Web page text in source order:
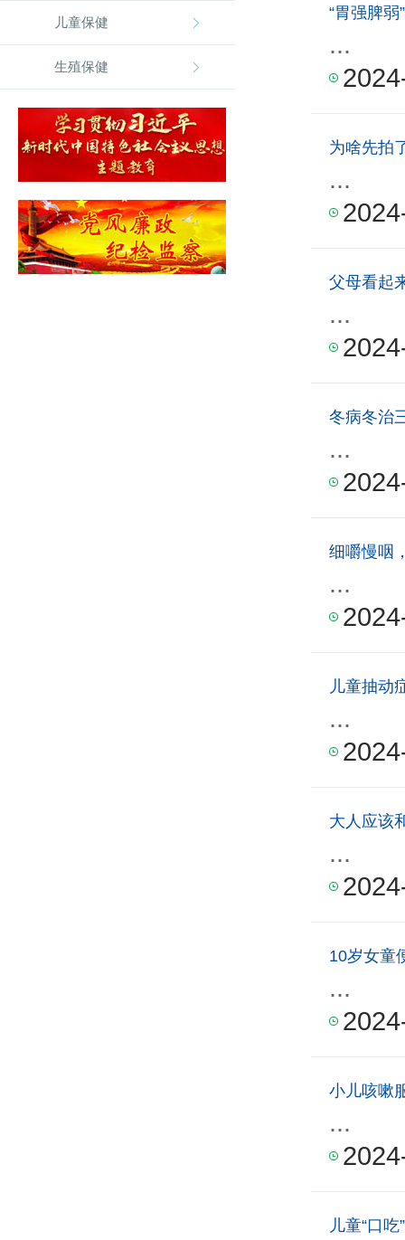
儿童保健
生殖保健
“胃强脾
...
为啥先拍
...
父母看起
...
冬病冬治
...
细嚼慢咽
...
儿童抽动
...
大人应该
...
10岁女童
...
小儿咳嗽
...
儿童“口